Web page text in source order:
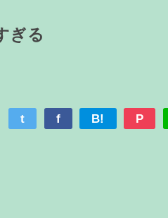
ぎる
t f B! P